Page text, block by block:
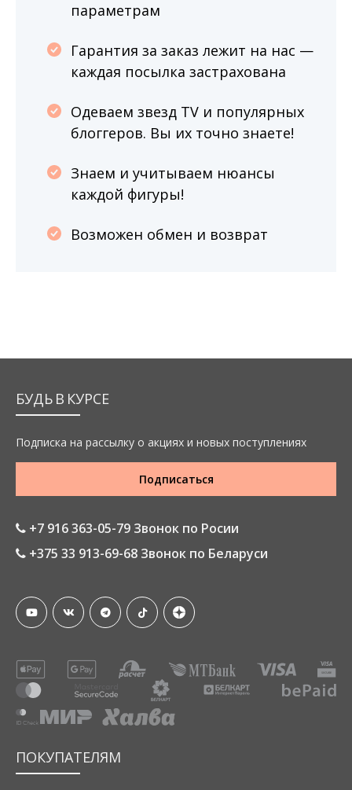
параметрам
Гарантия за заказ лежит на нас —
каждая посылка застрахована
Одеваем звезд TV и популярных
блоггеров. Вы их точно знаете!
Знаем и учитываем нюансы
каждой фигуры!
Возможен обмен и возврат
БУДЬ В КУРСЕ
Подписка на рассылку о акциях и новых поступлениях
Подписаться
+7 916 363-05-79 Звонок по Росии
+375 33 913-69-68 Звонок по Беларуси
ПОКУПАТЕЛЯМ